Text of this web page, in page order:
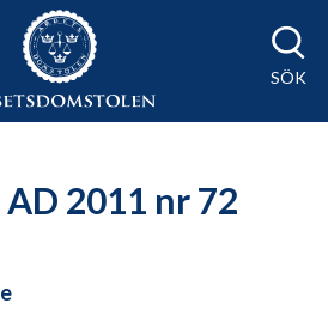
SÖK
2011 nr 72